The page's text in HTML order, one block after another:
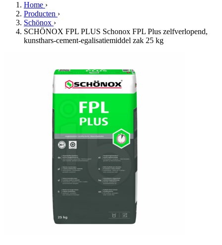
Home ›
Producten ›
Schönox ›
SCHÖNOX FPL PLUS Schonox FPL Plus zelfverlopend,
kunsthars-cement-egalisatiemiddel zak 25 kg